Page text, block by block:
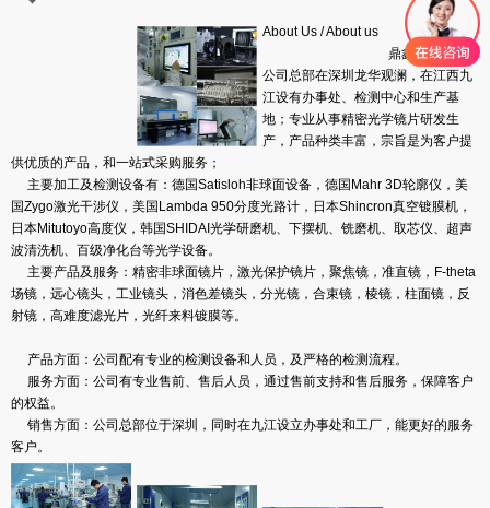
About Us /About us
鼎鑫盛光学，
公司总部在深圳龙华观澜，在江西九
江设有办事处、检测中心和生产基
地；专业从事精密光学镜片研发生
产，产品种类丰富，宗旨是为客户提
供优质的产品，和一站式采购服务；
主要加工及检测设备有：德国Satisloh非球面设备，德国Mahr 3D轮廓仪，美
国Zygo激光干涉仪，美国Lambda 950分度光路计，日本Shincron真空镀膜机，
日本Mitutoyo高度仪，韩国SHIDAI光学研磨机、下摆机、铣磨机、取芯仪、超声
波清洗机、百级净化台等光学设备。
主要产品及服务：精密非球面镜片，激光保护镜片，聚焦镜，准直镜，F-theta
场镜，远心镜头，工业镜头，消色差镜头，分光镜，合束镜，棱镜，柱面镜，反
射镜，高难度滤光片，光纤来料镀膜等。
产品方面：公司配有专业的检测设备和人员，及严格的检测流程。
服务方面：公司有专业售前、售后人员，通过售前支持和售后服务，保障客户
的权益。
销售方面：公司总部位于深圳，同时在九江设立办事处和工厂，能更好的服务
客户。